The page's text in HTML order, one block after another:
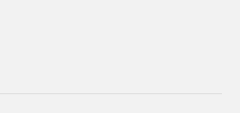
отражайте самые сложные